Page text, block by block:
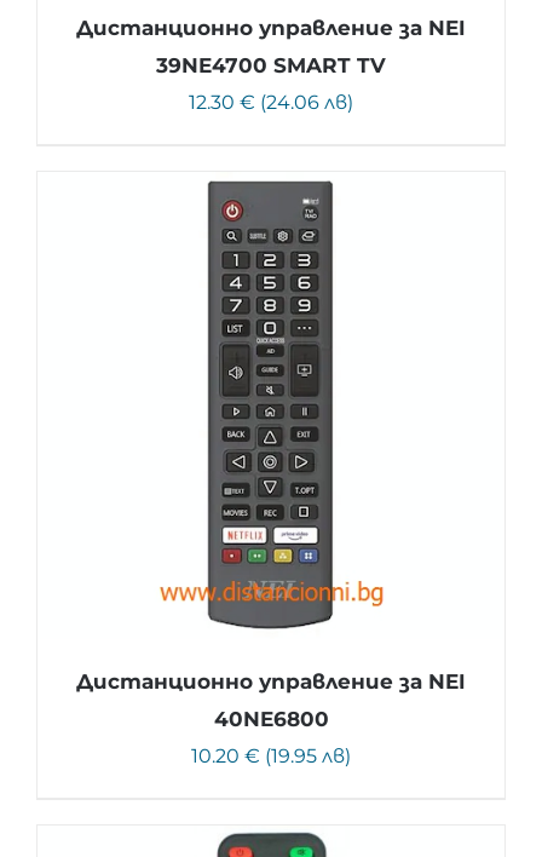
Дистанционно управление за NEI
39NE4700 SMART TV
12.30 € (24.06 лв)
Дистанционно управление за NEI
40NE6800
10.20 € (19.95 лв)